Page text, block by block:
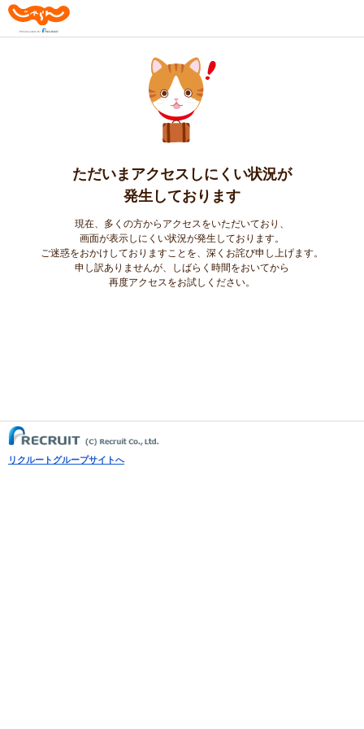
ただいまアクセスしにくい状況が
発生しております
現在、多くの方からアクセスをいただいており、
画面が表示しにくい状況が発生しております。
ご迷惑をおかけしておりますことを、深くお詫び申し上げます。
申し訳ありませんが、しばらく時間をおいてから
再度アクセスをお試しください。
リクルートグループサイトへ